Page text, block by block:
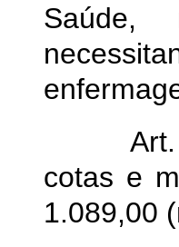
Saúde,
cotas e
1.089,00